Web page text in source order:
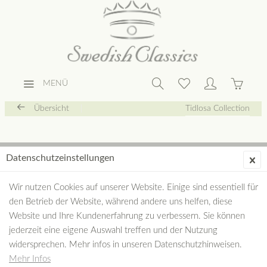
MENÜ
Übersicht Tidlosa Collection
Datenschutzeinstellungen
Wir nutzen Cookies auf unserer Website. Einige sind essentiell für
den Betrieb der Website, während andere uns helfen, diese
Website und Ihre Kundenerfahrung zu verbessern. Sie können
jederzeit eine eigene Auswahl treffen und der Nutzung
widersprechen. Mehr infos in unseren Datenschutzhinweisen.
Mehr Infos